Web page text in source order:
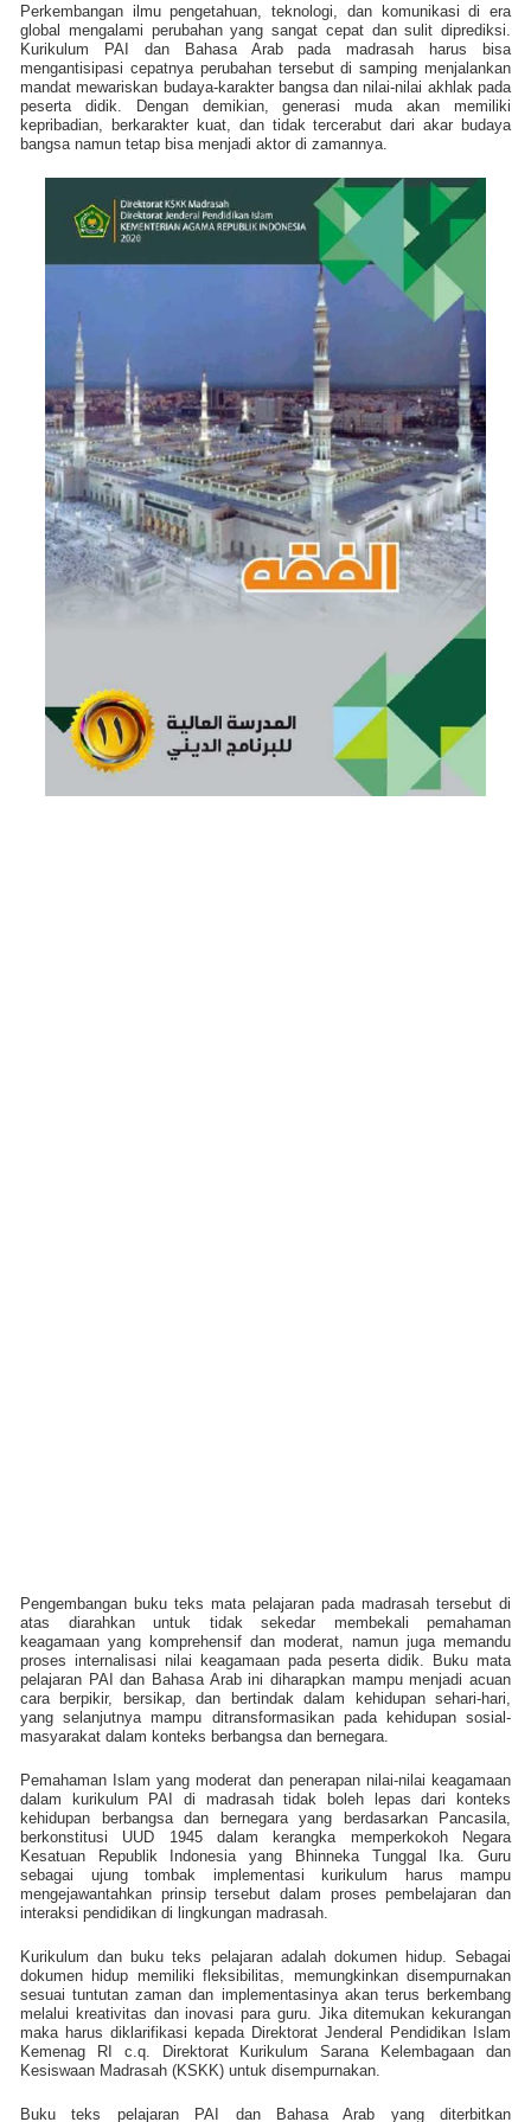
Perkembangan ilmu pengetahuan, teknologi, dan komunikasi di era
global mengalami perubahan yang sangat cepat dan sulit diprediksi.
Kurikulum PAI dan Bahasa Arab pada madrasah harus bisa
mengantisipasi cepatnya perubahan tersebut di samping menjalankan
mandat mewariskan budaya-karakter bangsa dan nilai-nilai akhlak pada
peserta didik. Dengan demikian, generasi muda akan memiliki
kepribadian, berkarakter kuat, dan tidak tercerabut dari akar budaya
bangsa namun tetap bisa menjadi aktor di zamannya.
Pengembangan buku teks mata pelajaran pada madrasah tersebut di
atas diarahkan untuk tidak sekedar membekali pemahaman
keagamaan yang komprehensif dan moderat, namun juga memandu
proses internalisasi nilai keagamaan pada peserta didik. Buku mata
pelajaran PAI dan Bahasa Arab ini diharapkan mampu menjadi acuan
cara berpikir, bersikap, dan bertindak dalam kehidupan sehari-hari,
yang selanjutnya mampu ditransformasikan pada kehidupan sosial-
masyarakat dalam konteks berbangsa dan bernegara.
Pemahaman Islam yang moderat dan penerapan nilai-nilai keagamaan
dalam kurikulum PAI di madrasah tidak boleh lepas dari konteks
kehidupan berbangsa dan bernegara yang berdasarkan Pancasila,
berkonstitusi UUD 1945 dalam kerangka memperkokoh Negara
Kesatuan Republik Indonesia yang Bhinneka Tunggal Ika. Guru
sebagai ujung tombak implementasi kurikulum harus mampu
mengejawantahkan prinsip tersebut dalam proses pembelajaran dan
interaksi pendidikan di lingkungan madrasah.
Kurikulum dan buku teks pelajaran adalah dokumen hidup. Sebagai
dokumen hidup memiliki fleksibilitas, memungkinkan disempurnakan
sesuai tuntutan zaman dan implementasinya akan terus berkembang
melalui kreativitas dan inovasi para guru. Jika ditemukan kekurangan
maka harus diklarifikasi kepada Direktorat Jenderal Pendidikan Islam
Kemenag RI c.q. Direktorat Kurikulum Sarana Kelembagaan dan
Kesiswaan Madrasah (KSKK) untuk disempurnakan.
Buku teks pelajaran PAI dan Bahasa Arab yang diterbitkan